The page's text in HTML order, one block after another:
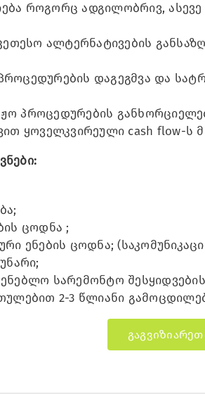
როგორც ადგილობრივ,
ალტერნატივების
დაგეგმვა და
პროცედურების
ყოველკვირეული cash flow-ს
ცოდნა ;
ენების ცოდნა;
სარემონტო
2-3 წლიანი